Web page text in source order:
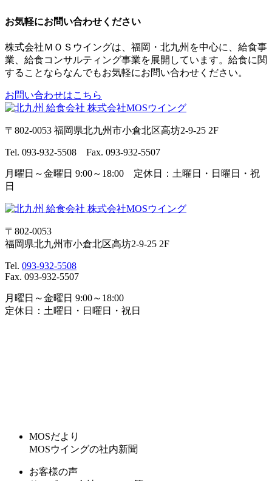
お気軽にお問い合わせください
株式会社ＭＯＳウイングは、福岡・北九州を中心に、給食事
業、給食コンサルティング事業を展開しています。給食に関
することならなんでもお気軽にお問い合わせください。
お問い合わせはこちら
〒802-0053 福岡県北九州市小倉北区高坊2-9-25 2F
Tel. 093-932-5508 Fax. 093-932-5507
月曜日～金曜日 9:00～18:00 定休日：土曜日・日曜日・祝
日
〒802-0053
福岡県北九州市小倉北区高坊2-9-25 2F
Tel. 093-932-5508
Fax. 093-932-5507
月曜日～金曜日 9:00～18:00
定休日：土曜日・日曜日・祝日
MOSだより
MOSウイングの社内新聞
お客様の声